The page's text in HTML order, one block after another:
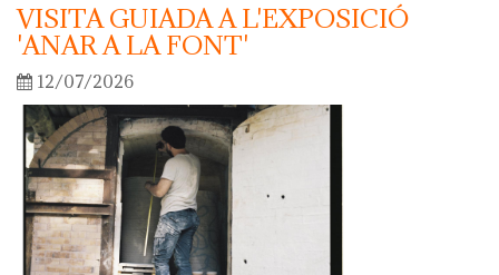
VISITA GUIADA A L'EXPOSICIÓ
'ANAR A LA FONT'
12/07/2026